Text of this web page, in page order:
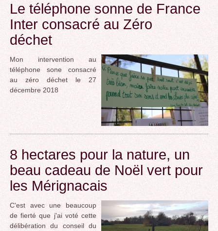
Le téléphone sonne de France
Inter consacré au Zéro
déchet
Mon intervention au
téléphone sone consacré
au zéro déchet le 27
décembre 2018
8 hectares pour la nature, un
beau cadeau de Noël vert pour
les Mérignacais
C'est avec une beaucoup
de fierté que j'ai voté cette
délibération du conseil du